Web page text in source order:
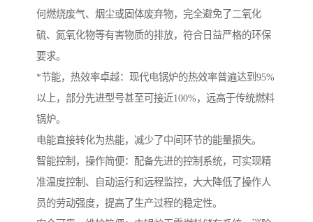
何燃烧废气、烟尘或固体废弃物，完全避免了二氧化
硫、氮氧化物等有害物质的排放，符合日益严格的环保
要求。
*节能，热效率卓越：现代电锅炉的热效率普遍达到95%
以上，部分先进型号甚至可接近100%，远高于传统燃料
锅炉。
电能直接转化为热能，减少了中间环节的能量损失。
智能控制，操作简便：配备先进的控制系统，可实现精
准温度控制、自动运行和远程监控，大大降低了操作人
员的劳动强度，提高了生产过程的稳定性。